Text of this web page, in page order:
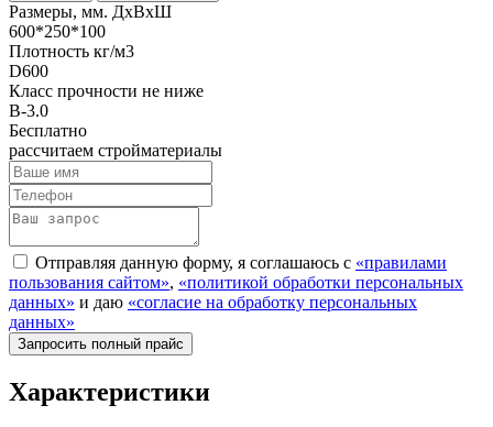
Размеры, мм. ДхВхШ
600*250*100
Плотность кг/м3
D600
Класс прочности не ниже
B-3.0
Бесплатно
рассчитаем стройматериалы
Отправляя данную форму, я соглашаюсь с «правилами
пользования сайтом», «политикой обработки персональных
данных» и даю «согласие на обработку персональных
данных»
Характеристики